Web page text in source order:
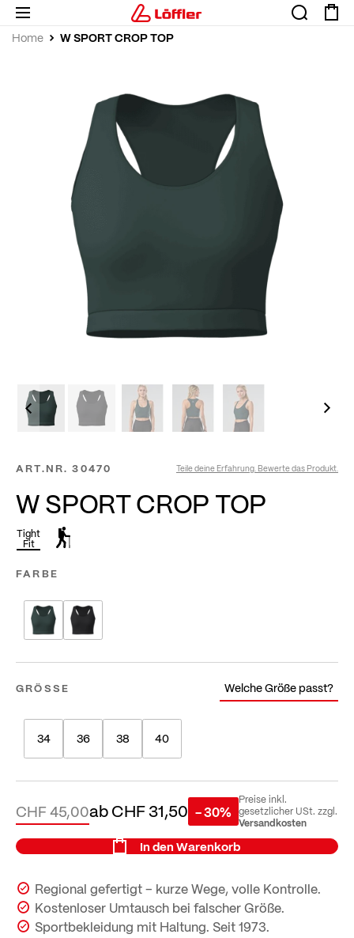
Home W SPORT CROP TOP
ART.NR. 30470 Teile deine Erfahrung. Bewerte das Produkt.
W SPORT CROP TOP
Tight
Fit
FARBE
GRÖSSE Welche Größe passt?
34 36 38 40
abCHF 31,50
CHF 45,00 - 30%
Preise inkl.
gesetzlicher USt. zzgl.
Versandkosten
In den Warenkorb
Regional gefertigt – kurze Wege, volle Kontrolle.
Kostenloser Umtausch bei falscher Größe.
Sportbekleidung mit Haltung. Seit 1973.